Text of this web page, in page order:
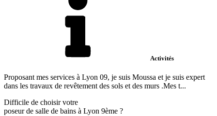
Activités
Proposant mes services à Lyon 09, je suis Moussa et je suis expert
dans les travaux de revêtement des sols et des murs .Mes t...
Difficile de choisir votre
poseur de salle de bains à Lyon 9ème ?